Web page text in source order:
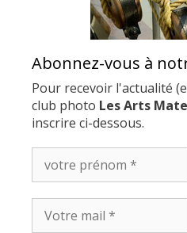
Abonnez-vous à
Pour recevoir l'actualité
club photo Les Arts
inscrire ci-dessous.
prénom
mail